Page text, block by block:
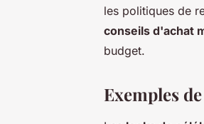
les politiques de
conseils d'achat
budget.
Exemples